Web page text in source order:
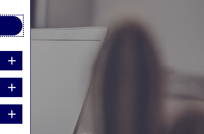
in som privatkund